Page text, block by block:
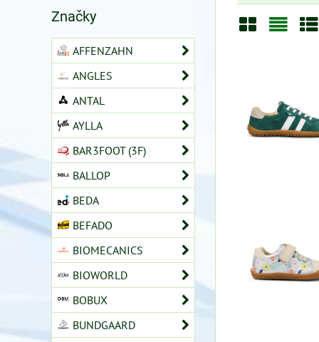
Značky
AFFENZAHN
ANGLES
ANTAL
AYLLA
BAR3FOOT (3F)
BALLOP
BEDA
BEFADO
BIOMECANICS
BIOWORLD
BOBUX
BUNDGAARD